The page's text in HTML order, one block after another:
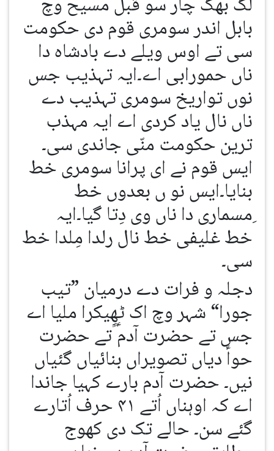
بابل اندر سومری قوم دی حکومت
سی تے اوس ویلے دے بادشاہ دا
ناں حمورابی اے۔ایہ تہذیب جس
نوں تواریخ سومری تہذیب دے
ناں نال یاد کردی اے ایہ مہذب
ترین حکومت منّی جاندی سی۔
ایس قوم نے ای پرانا سومری خط
بنایا۔ایس نو ں بعدوں خط
ِمسماری دا ناں وی دِتا گیا۔ایہ
خط غلیفی خط نال رلدا مِلدا خط
سی۔
دجلہ و فرات دے درمیان ”تیب
جورا“ شہر وچ اک ٹھِیکرا ملیا اے
جس تے حضرت آدمؑ ؑتے حضرت
حواؑ دیاں تصویراں بنائیاں گئیاں
نیں۔ حضرت آدم بارے کہیا جاندا
اے کہ اوہناں اُتے ۴۱ حرف اُتارے
گئے سن۔ حالے تک دی کھوج